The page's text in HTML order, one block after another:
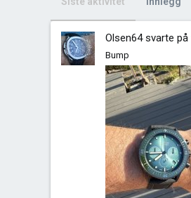
Olsen64svarte på
Bump